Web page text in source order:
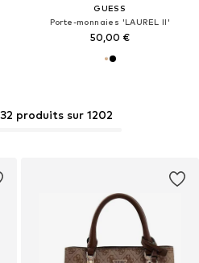
produits sur 1202
GUESS
Porte-monnaies 'LAUREL II'
50,00 €